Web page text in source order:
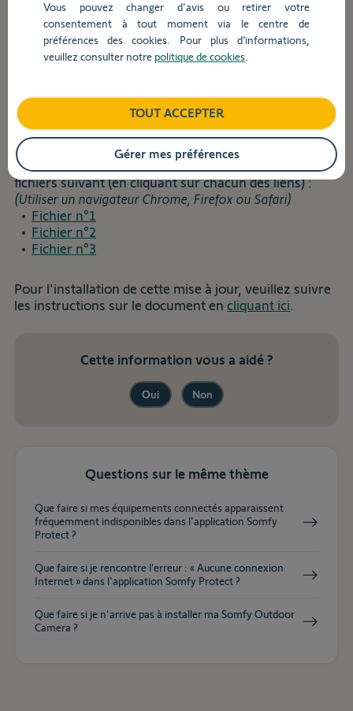
barre
recherche,
suggestions
s'affichent
automatiquement
pour
faciliter
la
sélection.
Retour
Comment mettre à jour ma caméra
La mise à jour version 9.16 de votre caméra Visidom
est disponible. Celle-ci apporte divers correctifs et
améliorations du fonctionnement.
Avant de commencer, veuillez télécharger les 3
fichiers suivant (en cliquant sur chacun des liens) :
(Utiliser un navigateur Chrome, Firefox ou Safari)
Fichier n°1
Fichier n°2
Fichier n°3
Pour l'installation de cette mise à jour, veuillez suivre
les instructions sur le document en cliquant ici.
Cette information vous a aidé ?
Oui Non
Questions sur le même thème
Que faire si mes équipements connectés apparaissent
fréquemment indisponibles dans l'application Somfy
Protect ?
Que faire si je rencontre l’erreur : « Aucune connexion
Internet » dans l'application Somfy Protect ?
Que faire si je n'arrive pas à installer ma Somfy Outdoor
Camera ?
Vous pouvez changer d'avis ou retirer votre
consentement à tout moment via le centre de
préférences des cookies. Pour plus d’informations,
veuillez consulter notre politique de cookies
TOUT ACCEPTER
Gérer mes préférences